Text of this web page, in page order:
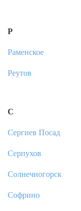
Р
Раменское
Реутов
С
Сергиев Посад
Серпухов
Солнечногорск
Софрино